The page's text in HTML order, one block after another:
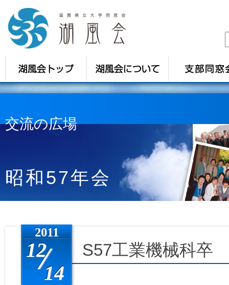
交流の広場
昭和57年会
2011
12
14
S57工業機械科卒